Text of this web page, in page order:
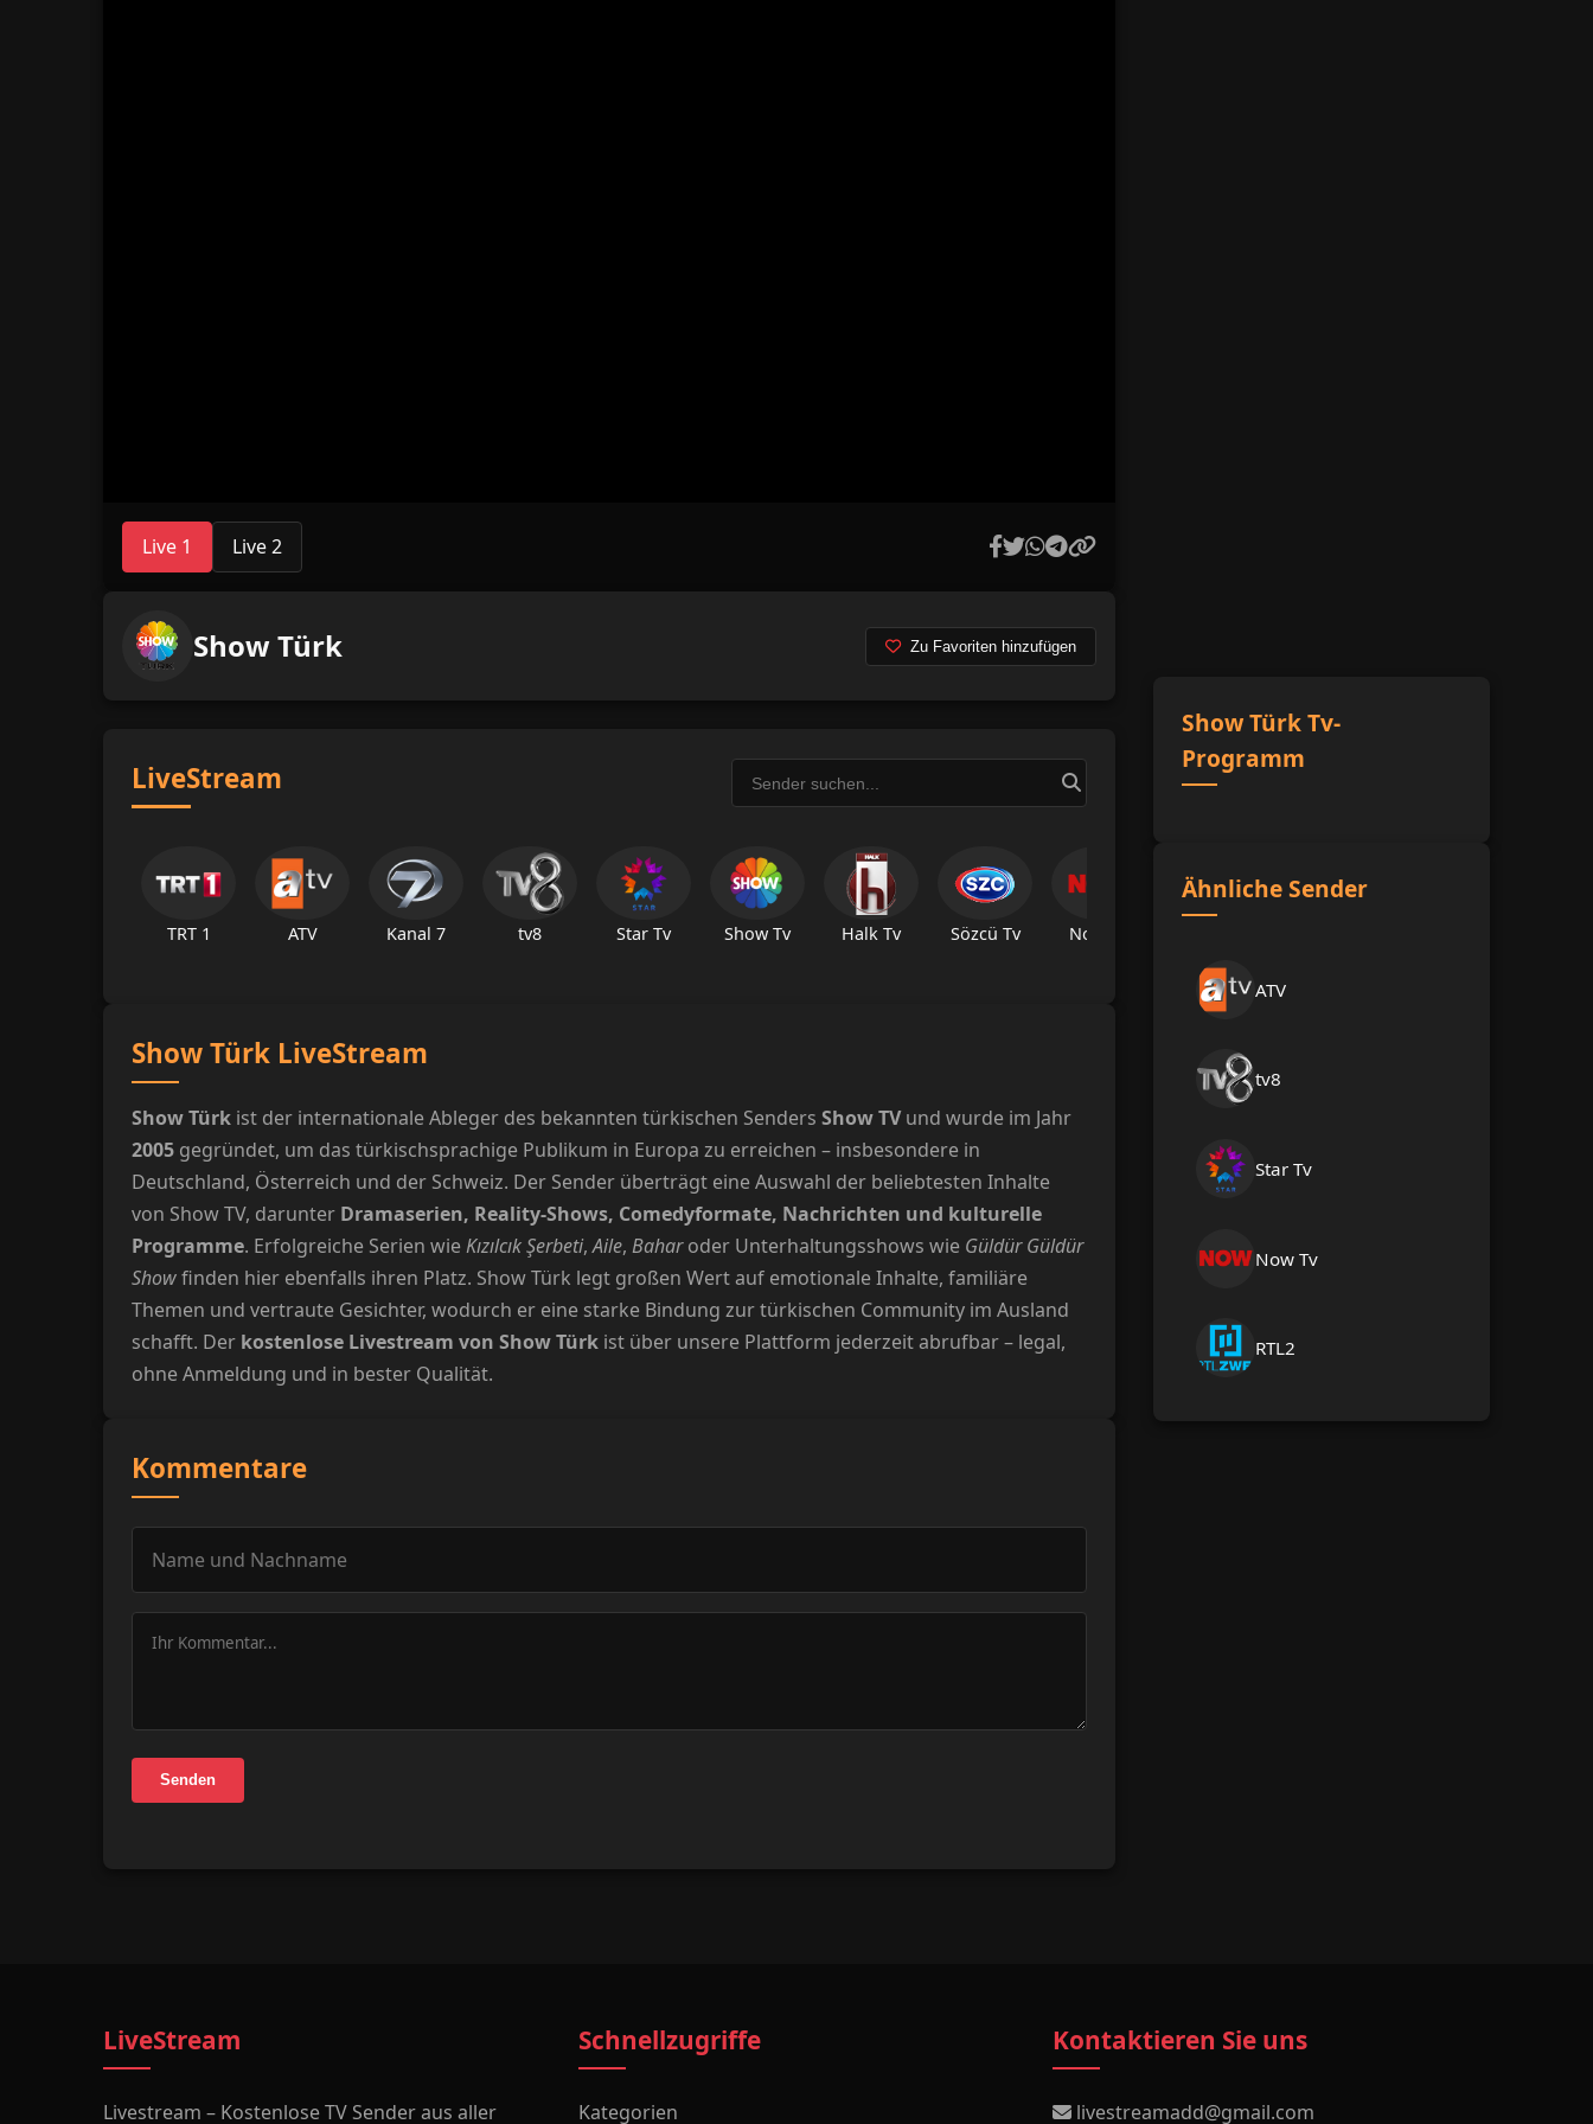
Live 1 Live 2
Show Türk Zu Favoriten hinzufügen
LiveStream
TRT 1 ATV Kanal 7 tv8 Star Tv Show Tv Halk Tv Sözcü Tv Now Tv
Show Türk LiveStream
Show Türk ist der internationale Ableger des bekannten türkischen Senders Show TVund wurde im Jahr
2005 gegründet, um das türkischsprachige Publikum in Europa zu erreichen – insbesondere in
Deutschland, Österreich und der Schweiz. Der Sender überträgt eine Auswahl der beliebtesten Inhalte
von Show TV, darunter Dramaserien, Reality-Shows, Comedyformate, Nachrichten und kulturelle
Programme. Erfolgreiche Serien wieKızılcık Şerbeti,Aile, Baharoder Unterhaltungsshows wie Güldür Güldür
Showfinden hier ebenfalls ihren Platz. Show Türk legt großen Wert auf emotionale Inhalte, familiäre
Themen und vertraute Gesichter, wodurch er eine starke Bindung zur türkischen Community im Ausland
schafft. Der kostenlose Livestream von Show Türk ist über unsere Plattform jederzeit abrufbar – legal,
ohne Anmeldung und in bester Qualität.
Kommentare
Senden
Show Türk Tv-
Programm
Ähnliche Sender
ATV
tv8
Star Tv
Now Tv
RTL2
LiveStream
Livestream – Kostenlose TV Sender aus aller
Schnellzugriffe
Kategorien
Kontaktieren Sie uns
livestreamadd@gmail.com